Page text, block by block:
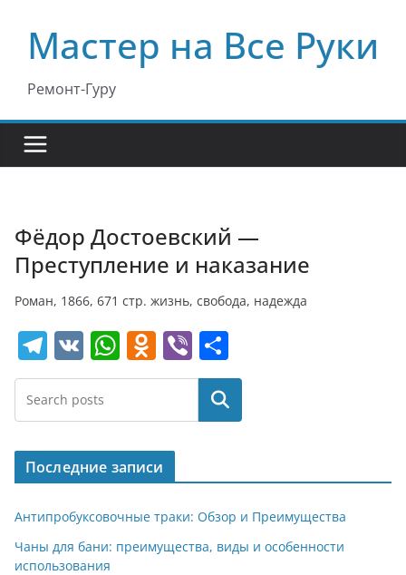
содержимому
Мастер на Все Руки
Ремонт-Гуру
Фёдор Достоевский —
Преступление и наказание
Роман, 1866, 671 стр. жизнь, свобода, надежда
T
el
e
gr
a
m
V
K
W
h
s
A
p
p
O
d
o
kl
a
ss
ni
Vi
b
er
т
п
р
в
и
т
Поиск
Последние записи
Антипробуксовочные траки: Обзор и Преимущества
Чаны для бани: преимущества, виды и особенности
использования